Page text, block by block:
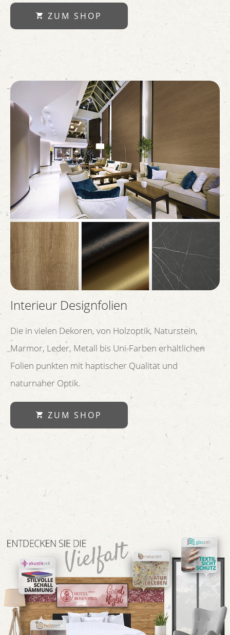
ZUM SHOP
Interieur Designfolien
Die in vielen Dekoren, von Holzoptik, Naturstein,
Marmor, Leder, Metall bis Uni-Farben erhältlichen
Folien punkten mit haptischer Qualität und
naturnaher Optik.
ZUM SHOP